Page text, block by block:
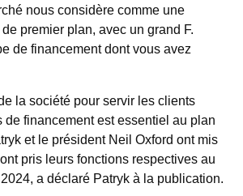
nous considère comme une
premier plan, avec un grand F.
de financement dont vous avez
la société pour servir les clients
de financement est essentiel au plan
et le président Neil Oxford ont mis
pris leurs fonctions respectives au
a déclaré Patryk à la publication.